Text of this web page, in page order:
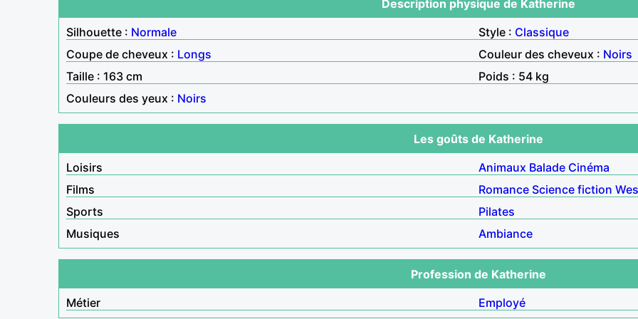
Description physique de Katherine
Silhouette : Normale Style : Classique
Coupe de cheveux : Longs Couleur des cheveux : Noirs
Taille : 163 cm
Poids : 54 kg
Couleurs des yeux : Noirs
Les goûts de Katherine
Loisirs
Animaux Balade Cinéma
Films
Romance Science fiction
Sports
Pilates
Musiques
Ambiance
Profession de Katherine
Métier
Employé